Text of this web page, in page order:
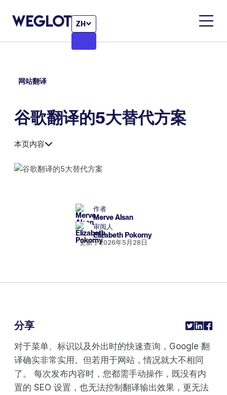
ZH
网站翻译
谷歌翻译的5大替代方案
本页内容
作者
Merve Alsan
审阅人
Elizabeth Pokorny
更新于2026年5月28日
对于菜单、标识以及外出时的快速查询，Google 翻
译确实非常实用。但若用于网站，情况就大不相同
了。 每次发布内容时，您都需手动操作，既没有内
置的 SEO 设置，也无法控制翻译输出效果，更无法
分享